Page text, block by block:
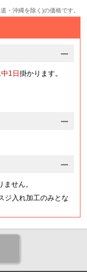
・沖縄を除く)の価格です。
中1日掛かります。
ません。
ジ入れ加工のみとな